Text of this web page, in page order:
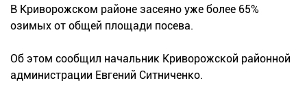
В Криворожском районе засеяно уже более 65%
озимых от общей площади посева.
Об этом сообщил начальник Криворожской районной
администрации Евгений Ситниченко.